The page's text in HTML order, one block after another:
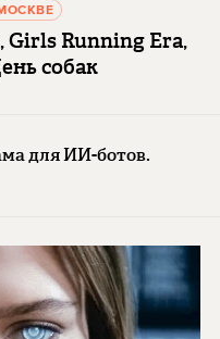
Girls Running Era,
собак
для ИИ-ботов.